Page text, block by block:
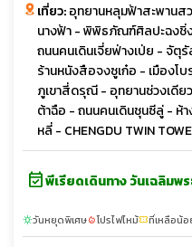
เที่ยว:อุทยานหลุมฟ้าสะพานส
นางฟ้า - พิพิธภัณฑ์ศิลปะฉงชิ่
ถนนคนเดินเจี่ยฟ่างเป่ย - จัตุ
ร้านหนังสือจงซูเก๋อ - เมืองโ
ภูเขาสี่ดรุณี - อุทยานช่วงเดีย
ต้าฉือ - ถนนคนเดินชุนซีลู่ - ห้
หลี่ - CHENGDU TWIN
event_availableพีเรียดเดินทาง วันเฉลิมพ
sunnyวันหยุดพิเศษlocal_fire_departmentโปรไฟไหม้confirmation_numberที่เหลือน้อ